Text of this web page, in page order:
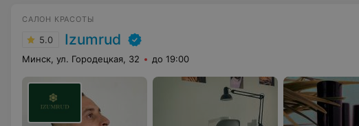
САЛОН КРАСОТЫ
5.0 Izumrud
Минск, ул. Городецкая, 32 до 19:00